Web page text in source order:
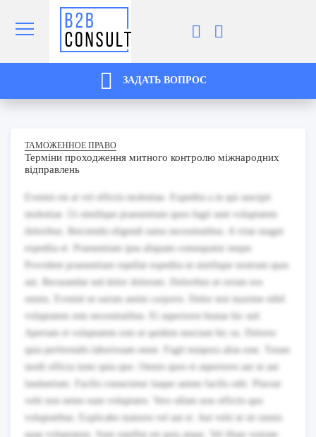
ЗАДАТЬ ВОПРОС
ТАМОЖЕННОЕ ПРАВО
Терміни проходження митного контролю міжнародних
відправлень
Eveniet est at vel officiis molestiae. Expedita a in qui suscipit
molestiae. Ut similique praesentium quos fugit sunt voluptatem
doloribus. Reiciendis eligendi natus necessitatibus. A vitae magni
expedita et. Praesentium ipsa aliquam consequatur neque.
Provident praesentium repellat expedita ut similique nostrum quas
aut. Recusandae sed dolor dolorum. Doloribus ut rerum eos
omnis. Eveniet ut earum animi corporis. Dolor nisi maxime nihil
voluptatem rem necessitatibus. Et asperiores beatae hic sed.
Aperiam et voluptatem rem ut quidem nesciunt hic ea. Dolores
quia perferendis laboriosam enim. Fugit tempora alias esse. Totam
modi officia iusto quia quo. Omnis quos et asperiores aut ut aut
laudantium. Facilis consectetur itaque autem facilis odit. Placeat
velit non nemo nam voluptates. Vero ullam non officiis quo
voluptatibus. Explicabo maiores vel aut et. Aut velit ut sit omnis
quae voluptatem. Sunt repellat est quia atque. Vel illum veniam